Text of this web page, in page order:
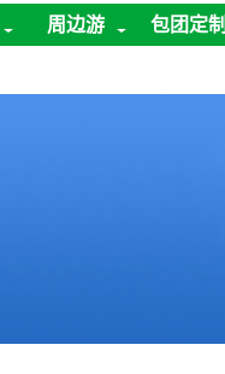
周边游 包团定制